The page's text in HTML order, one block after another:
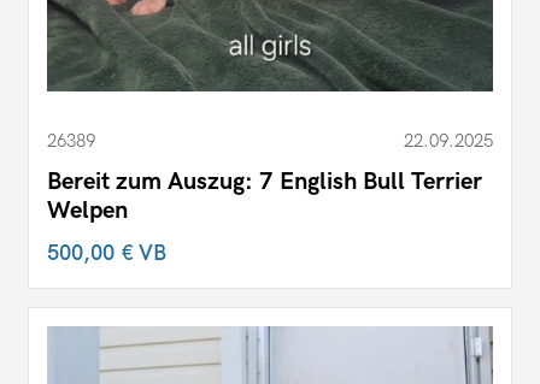
26389 22.09.2025
Bereit zum Auszug: 7 English Bull Terrier
Welpen
500,00 €VB